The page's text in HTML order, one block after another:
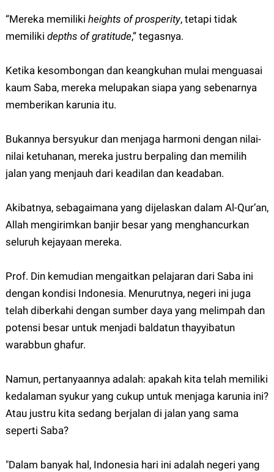
“Mereka memiliki heights of prosperity, tetapi tidak
memiliki depths of gratitude,” tegasnya.
Ketika kesombongan dan keangkuhan mulai menguasai
kaum Saba, mereka melupakan siapa yang sebenarnya
memberikan karunia itu.
Bukannya bersyukur dan menjaga harmoni dengan nilai-
nilai ketuhanan, mereka justru berpaling dan memilih
jalan yang menjauh dari keadilan dan keadaban.
Akibatnya, sebagaimana yang dijelaskan dalam Al-Qur’an,
Allah mengirimkan banjir besar yang menghancurkan
seluruh kejayaan mereka.
Prof. Din kemudian mengaitkan pelajaran dari Saba ini
dengan kondisi Indonesia. Menurutnya, negeri ini juga
telah diberkahi dengan sumber daya yang melimpah dan
potensi besar untuk menjadi baldatun thayyibatun
warabbun ghafur.
Namun, pertanyaannya adalah: apakah kita telah memiliki
kedalaman syukur yang cukup untuk menjaga karunia ini?
Atau justru kita sedang berjalan di jalan yang sama
seperti Saba?
"Dalam banyak hal, Indonesia hari ini adalah negeri yang